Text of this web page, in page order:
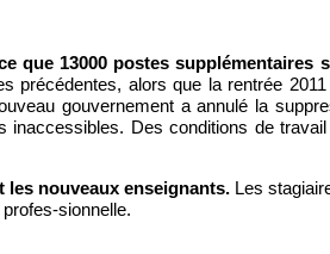
que 13000 postes supplémentaires
précédentes, alors que la rentrée 2011
gouvernement a annulé la
Des conditions de
les nouveaux enseignants. Les
sionnelle.